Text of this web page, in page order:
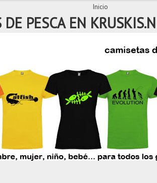
Inicio
DE PESCA EN